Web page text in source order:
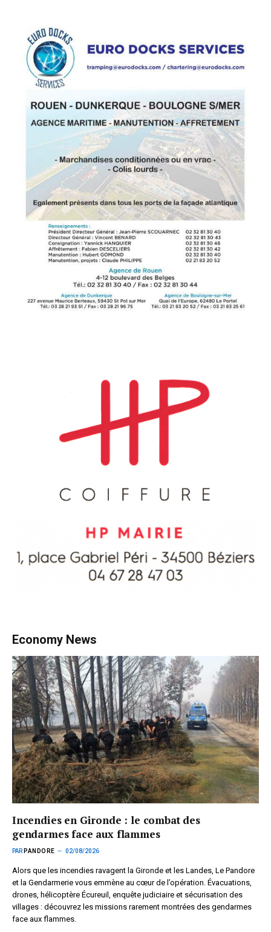
Economy News
Incendies en Gironde : le combat des
gendarmes face aux flammes
PAR PANDORE 02/08/2026
Alors que les incendies ravagent la Gironde et les Landes, Le Pandore
et la Gendarmerie vous emmène au cœur de l’opération. Évacuations,
drones, hélicoptère Écureuil, enquête judiciaire et sécurisation des
villages : découvrez les missions rarement montrées des gendarmes
face aux flammes.